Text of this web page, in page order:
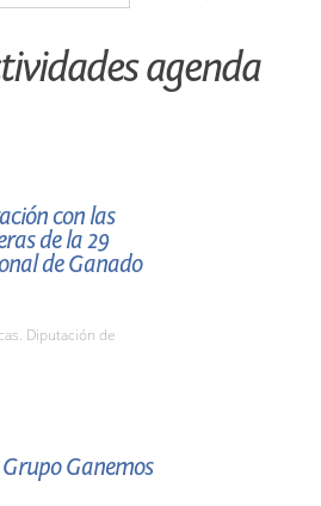
agenda
con las
de la 29
de Ganado
Diputación de
Ganemos